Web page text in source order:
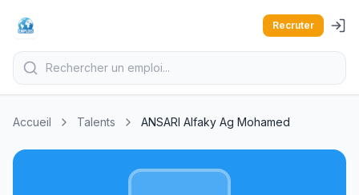
Recruter
Accueil Talents ANSARI Alfaky Ag Mohamed